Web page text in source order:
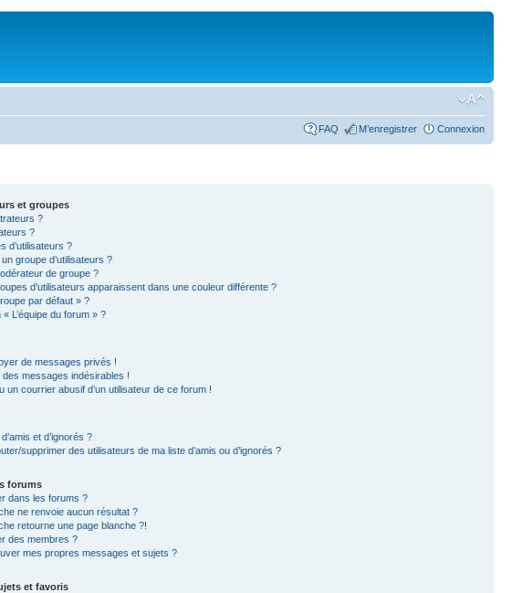
FAQ M’enregistrer Connexion
et groupes
?
?
d’utilisateurs ?
groupe d’utilisateurs ?
de groupe ?
d’utilisateurs apparaissent dans une couleur différente ?
par défaut » ?
L’équipe du forum » ?
de messages privés !
messages indésirables !
un courrier abusif d’un utilisateur de ce forum !
et d’ignorés ?
supprimer des utilisateurs de ma liste d’amis ou d’ignorés ?
forums
dans les forums ?
ne renvoie aucun résultat ?
retourne une page blanche ?!
des membres ?
mes propres messages et sujets ?
et favoris